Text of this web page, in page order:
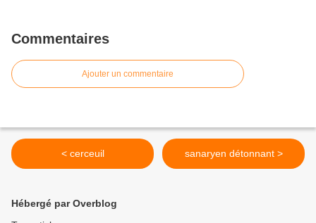
Commentaires
Ajouter un commentaire
< cerceuil sanaryen détonnant >
Hébergé par Overblog